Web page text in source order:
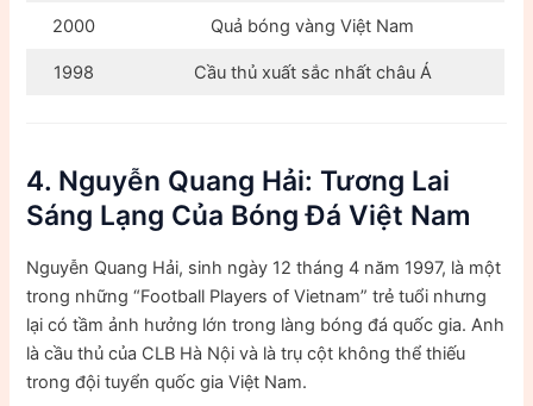
2000 Quả bóng vàng Việt Nam
1998 Cầu thủ xuất sắc nhất châu Á
4. Nguyễn Quang Hải: Tương Lai
Sáng Lạng Của Bóng Đá Việt Nam
Nguyễn Quang Hải, sinh ngày 12 tháng 4 năm 1997, là một
trong những “Football Players of Vietnam” trẻ tuổi nhưng
lại có tầm ảnh hưởng lớn trong làng bóng đá quốc gia. Anh
là cầu thủ của CLB Hà Nội và là trụ cột không thể thiếu
trong đội tuyển quốc gia Việt Nam.